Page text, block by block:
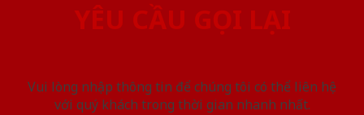
YÊU CẦU GỌI LẠI
Vui lòng nhập thông tin để chúng tôi có thể liên hệ
với quý khách trong thời gian nhanh nhất.